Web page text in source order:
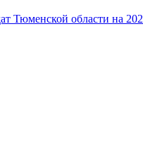
Тюменской области на